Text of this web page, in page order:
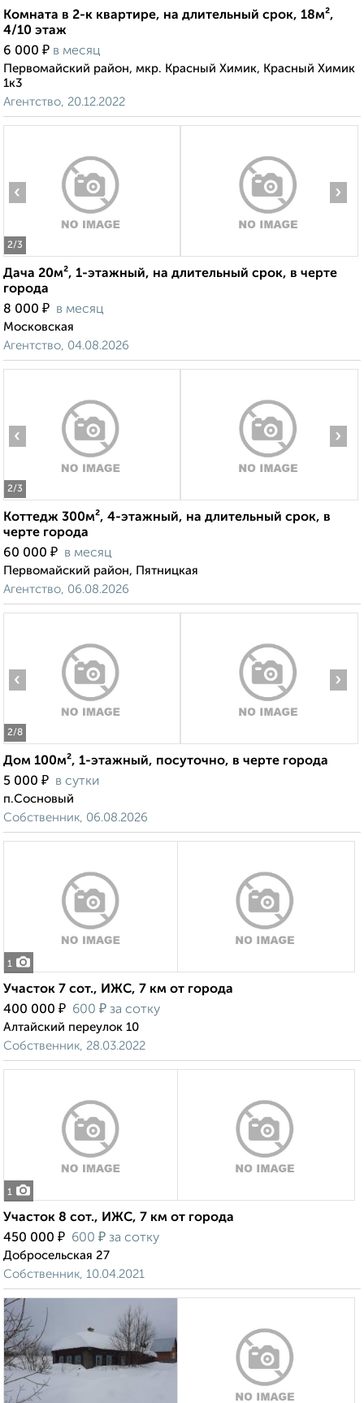
Комната в 2-к квартире, на длительный срок, 18м²,
4/10 этаж
6 000 ₽ в месяц
Первомайский район, мкр. Красный Химик, Красный Химик
1к3
Агентство, 20.12.2022
2/3
‹ ›
Дача 20м², 1-этажный, на длительный срок, в черте
города
8 000 ₽ в месяц
Московская
Агентство, 04.08.2026
2/3
‹ ›
Коттедж 300м², 4-этажный, на длительный срок, в
черте города
60 000 ₽ в месяц
Первомайский район, Пятницкая
Агентство, 06.08.2026
2/8
‹ ›
Дом 100м², 1-этажный, посуточно, в черте города
5 000 ₽ в сутки
п.Сосновый
Собственник, 06.08.2026
1
Участок 7 сот., ИЖС, 7 км от города
400 000 ₽ 600 ₽ за сотку
Алтайский переулок 10
Собственник, 28.03.2022
1
Участок 8 сот., ИЖС, 7 км от города
450 000 ₽ 600 ₽ за сотку
Добросельская 27
Собственник, 10.04.2021